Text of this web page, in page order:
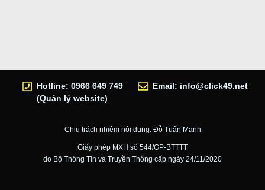
Hotline: 0966 649 749
(Quản lý website)
Email: info@click49.net
Chịu trách nhiệm nội dung: Đỗ Tuấn Mạnh
Giấy phép MXH số 544/GP-BTTTT
do Bộ Thông Tin và Truyền Thông cấp ngày 24/11/2020